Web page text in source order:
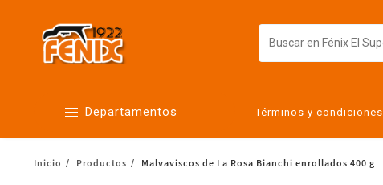
Departamentos
Alimentos
Términos y condiciones
Inicio Productos Malvaviscos de La Rosa Bianchi enrollados 400 g